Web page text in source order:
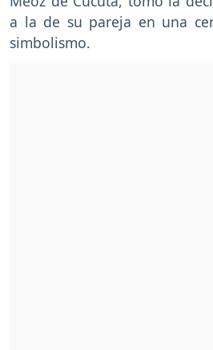
a la de su pareja en una
simbolismo.